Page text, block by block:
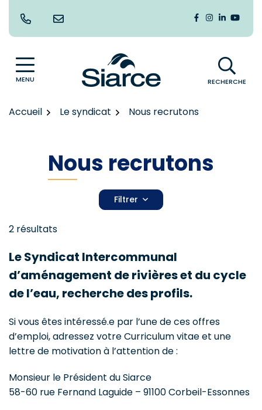
contenu
Lien vers le
Lien vers le
Lien vers
Lien
MENU RECHERCHE
Accueil Le syndicat Nous recrutons
Nous recrutons
Filtrer
Liste des offres d'emploi
2 résultats
Le Syndicat Intercommunal
d’aménagement de rivières et du cycle
de l’eau, recherche des profils.
Si vous êtes intéressé.e par l’une de ces offres
d’emploi, adressez votre Curriculum vitae et une
lettre de motivation à l’attention de :
Monsieur le Président du Siarce
58-60 rue Fernand Laguide – 91100 Corbeil-Essonnes